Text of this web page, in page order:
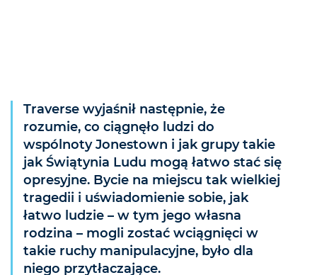
Traverse wyjaśnił następnie, że
rozumie, co ciągnęło ludzi do
wspólnoty Jonestown i jak grupy takie
jak Świątynia Ludu mogą łatwo stać się
opresyjne. Bycie na miejscu tak wielkiej
tragedii i uświadomienie sobie, jak
łatwo ludzie – w tym jego własna
rodzina – mogli zostać wciągnięci w
takie ruchy manipulacyjne, było dla
niego przytłaczające.